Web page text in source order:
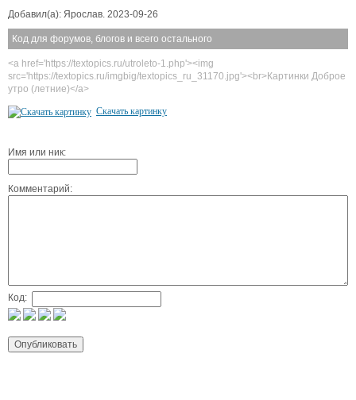
Добавил(а): Ярослав. 2023-09-26
Код для форумов, блогов и всего остального
<a href='https://textopics.ru/utroleto-1.php'><img
src='https://textopics.ru/imgbig/textopics_ru_31170.jpg'><br>Картинки Доброе
утро (летние)</a>
Скачать картинку
Имя или ник:
Комментарий:
Код: